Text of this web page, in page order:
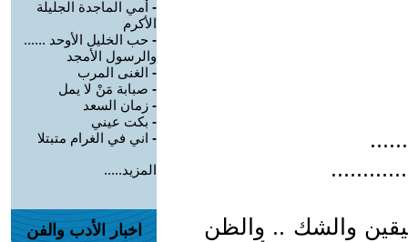
والشك .. والظن
- أمي الماجدة الجليلة
الأكرم
- حب الخليل الأوحد ......
والرسول الأمجد
- الغنى المرب
- صبابة مَنْ لا يمل
- زمان السعد
- بكت عيني
- اني في الغرام متبتلا
المزيد.....
اخبار الأدب والفن